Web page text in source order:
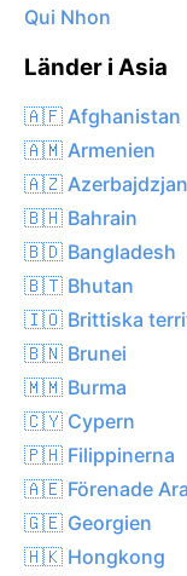
Qui Nhon
Länder i Asia
🇦🇫 Afghanistan
🇦🇲 Armenien
🇦🇿 Azerbajdzjan
🇧🇭 Bahrain
🇧🇩 Bangladesh
🇧🇹 Bhutan
🇮🇴 Brittiska
🇧🇳 Brunei
🇲🇲 Burma
🇨🇾 Cypern
🇵🇭 Filippinerna
🇦🇪 Förenade
🇬🇪 Georgien
🇭🇰 Hongkong